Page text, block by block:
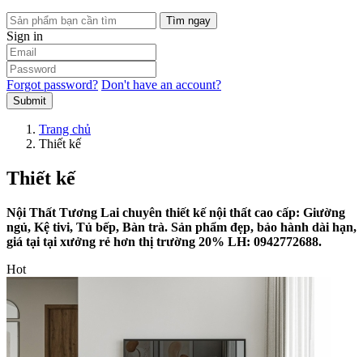
Tìm ngay
Sign in
Forgot password? Don't have an account?
Submit
Trang chủ
Thiết kế
Thiết kế
Nội Thất Tương Lai chuyên thiết kế nội thất cao cấp: Giường
ngủ, Kệ tivi, Tủ bếp, Bàn trà. Sản phẩm đẹp, bảo hành dài hạn,
giá tại tại xưởng rẻ hơn thị trường 20% LH: 0942772688.
Hot